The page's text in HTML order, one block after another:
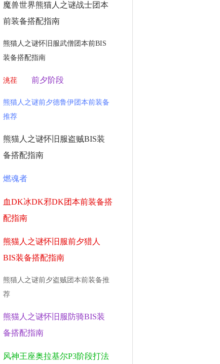
魔兽世界熊猫人之谜战士团本
前装备搭配指南
熊猫人之谜怀旧服武僧团本前BIS
装备搭配指南
洮荏 前夕阶段
熊猫人之谜前夕德鲁伊团本前装备
推荐
熊猫人之谜怀旧服盗贼BIS装
备搭配指南
燃魂者
血DK冰DK邪DK团本前装备搭
配指南
熊猫人之谜怀旧服前夕猎人
BIS装备搭配指南
熊猫人之谜前夕盗贼团本前装备推
荐
熊猫人之谜怀旧服防骑BIS装
备搭配指南
风神王座奥拉基尔P3阶段打法